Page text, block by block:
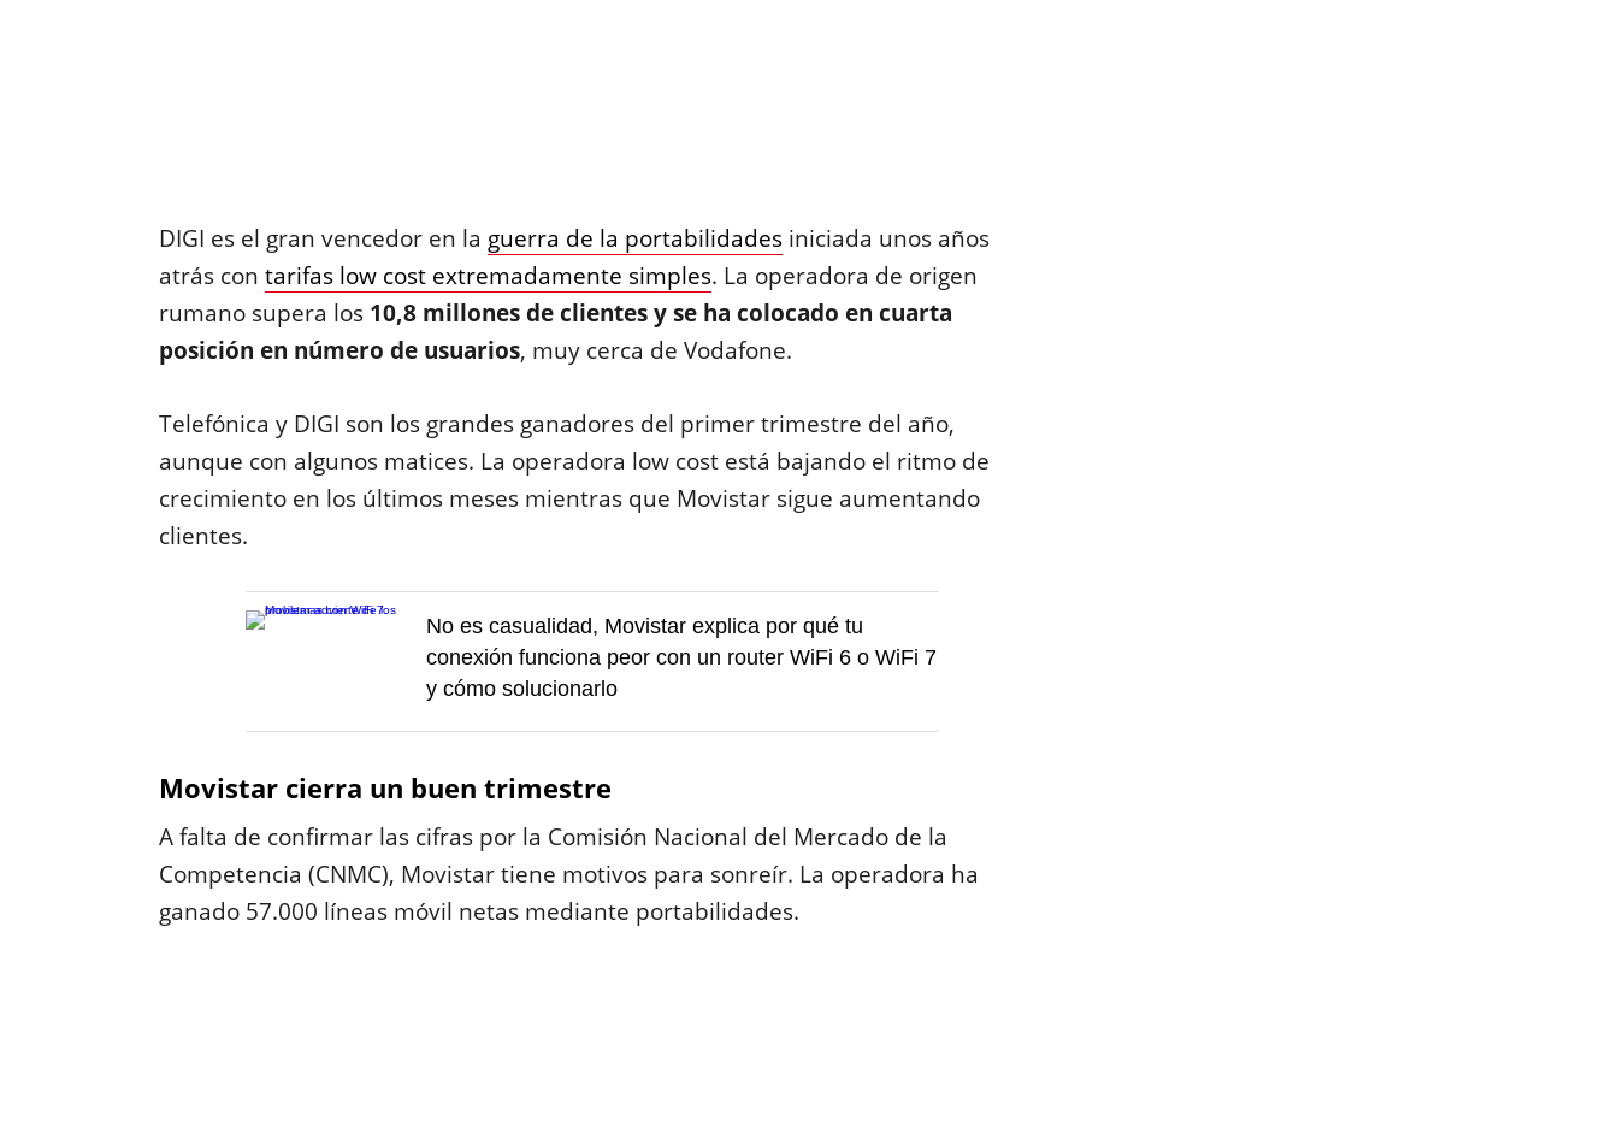
DIGI es el gran vencedor en la guerra de la portabilidadesiniciada unos años
atrás con tarifas low cost extremadamente simples. La operadora de origen
rumano supera los 10,8 millones de clientes y se ha colocado en cuarta
posición en número de usuarios, muy cerca de Vodafone.
Telefónica y DIGI son los grandes ganadores del primer trimestre del año,
aunque con algunos matices. La operadora low cost está bajando el ritmo de
crecimiento en los últimos meses mientras que Movistar sigue aumentando
clientes.
No es casualidad, Movistar explica por qué tu
conexión funciona peor con un router WiFi 6 o WiFi 7
y cómo solucionarlo
Movistar cierra un buen trimestre
A falta de confirmar las cifras por la Comisión Nacional del Mercado de la
Competencia (CNMC), Movistar tiene motivos para sonreír. La operadora ha
ganado 57.000 líneas móvil netas mediante portabilidades.